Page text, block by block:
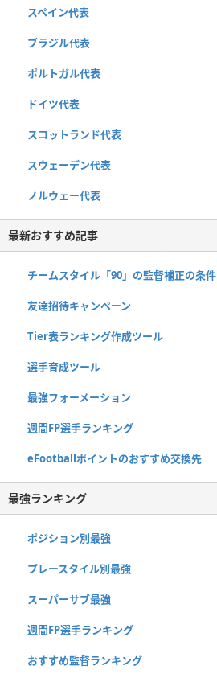
スペイン代表
ブラジル代表
ポルトガル代表
ドイツ代表
スコットランド代表
スウェーデン代表
ノルウェー代表
最新おすすめ記事
チームスタイル「90」の監督補正の条件
友達招待キャンペーン
Tier表ランキング作成ツール
選手育成ツール
最強フォーメーション
週間FP選手ランキング
eFootballポイントのおすすめ交換先
最強ランキング
ポジション別最強
プレースタイル別最強
スーパーサブ最強
週間FP選手ランキング
おすすめ監督ランキング